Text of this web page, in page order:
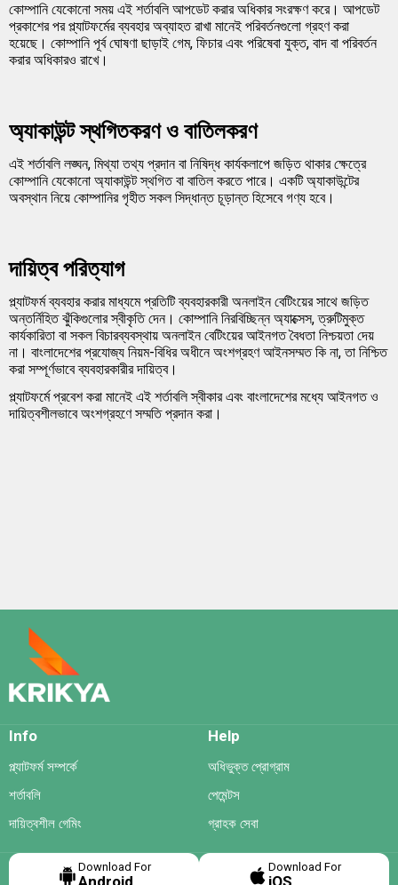
কোম্পানি যেকোনো সময় এই শর্তাবলি আপডেট করার অধিকার সংরক্ষণ করে। আপডেট
প্রকাশের পর প্ল্যাটফর্মের ব্যবহার অব্যাহত রাখা মানেই পরিবর্তনগুলো গ্রহণ করা
হয়েছে। কোম্পানি পূর্ব ঘোষণা ছাড়াই গেম, ফিচার এবং পরিষেবা যুক্ত, বাদ বা পরিবর্তন
করার অধিকারও রাখে।
অ্যাকাউন্ট স্থগিতকরণ ও বাতিলকরণ
এই শর্তাবলি লঙ্ঘন, মিথ্যা তথ্য প্রদান বা নিষিদ্ধ কার্যকলাপে জড়িত থাকার ক্ষেত্রে
কোম্পানি যেকোনো অ্যাকাউন্ট স্থগিত বা বাতিল করতে পারে। একটি অ্যাকাউন্টের
অবস্থান নিয়ে কোম্পানির গৃহীত সকল সিদ্ধান্ত চূড়ান্ত হিসেবে গণ্য হবে।
দায়িত্ব পরিত্যাগ
প্ল্যাটফর্ম ব্যবহার করার মাধ্যমে প্রতিটি ব্যবহারকারী অনলাইন বেটিংয়ের সাথে জড়িত
অন্তর্নিহিত ঝুঁকিগুলোর স্বীকৃতি দেন। কোম্পানি নিরবিচ্ছিন্ন অ্যাক্সেস, ত্রুটিমুক্ত
কার্যকারিতা বা সকল বিচারব্যবস্থায় অনলাইন বেটিংয়ের আইনগত বৈধতা নিশ্চয়তা দেয়
না। বাংলাদেশের প্রযোজ্য নিয়ম-বিধির অধীনে অংশগ্রহণ আইনসম্মত কি না, তা নিশ্চিত
করা সম্পূর্ণভাবে ব্যবহারকারীর দায়িত্ব।
প্ল্যাটফর্মে প্রবেশ করা মানেই এই শর্তাবলি স্বীকার এবং বাংলাদেশের মধ্যে আইনগত ও
দায়িত্বশীলভাবে অংশগ্রহণে সম্মতি প্রদান করা।
Info
প্ল্যাটফর্ম সম্পর্কে
শর্তাবলি
দায়িত্বশীল গেমিং
Help
অধিভুক্ত প্রোগ্রাম
পেমেন্টস
গ্রাহক সেবা
Download For Download For